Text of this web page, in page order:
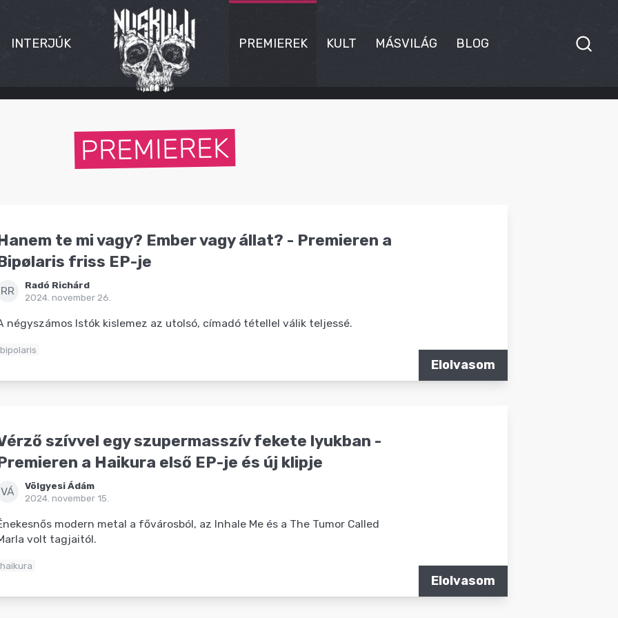
INTERJÚK PREMIEREK KULT MÁSVILÁG BLOG
PREMIEREK
te mi vagy? Ember vagy állat? - Premieren a
friss EP-je
RR
Radó Richárd
2024. november 26.
négyszámos Istók kislemez az utolsó, címadó tétellel válik teljessé.
bipolaris
Elolvasom
szívvel egy szupermasszív fekete lyukban -
a Haikura első EP-je és új klipje
VÁ
Völgyesi Ádám
2024. november 15.
modern metal a fővárosból, az Inhale Me és a The Tumor Called
volt tagjaitól.
haikura
Elolvasom